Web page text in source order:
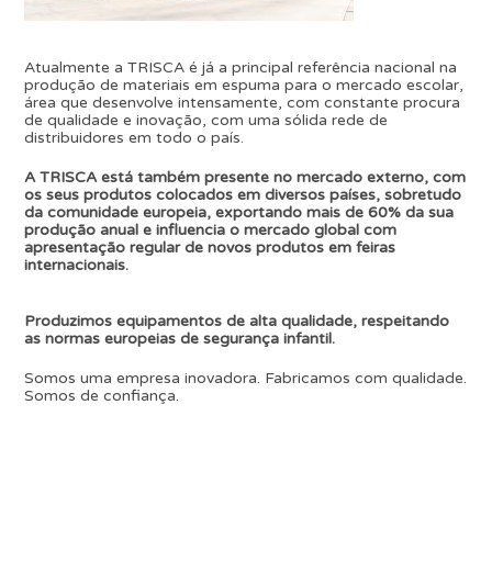
Atualmente a TRISCA é já a principal referência nacional na
produção de materiais em espuma para o mercado escolar,
área que desenvolve intensamente, com constante procura
de qualidade e inovação, com uma sólida rede de
distribuidores em todo o país.
A TRISCA está também presente no mercado externo, com
os seus produtos colocados em diversos países, sobretudo
da comunidade europeia, exportando mais de 60% da sua
produção anual e influencia o mercado global com
apresentação regular de novos produtos em feiras
internacionais.
Produzimos equipamentos de alta qualidade, respeitando
as normas europeias de segurança infantil.
Somos uma empresa inovadora. Fabricamos com qualidade.
Somos de confiança.